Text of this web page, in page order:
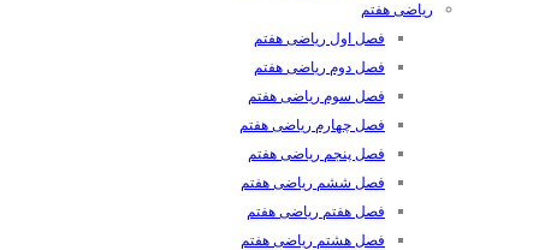
ریاضی هفتم
فصل اول ریاضی هفتم
فصل دوم ریاضی هفتم
فصل سوم ریاضی هفتم
فصل چهارم ریاضی هفتم
فصل پنجم ریاضی هفتم
فصل ششم ریاضی هفتم
فصل هفتم ریاضی هفتم
فصل هشتم ریاضی هفتم